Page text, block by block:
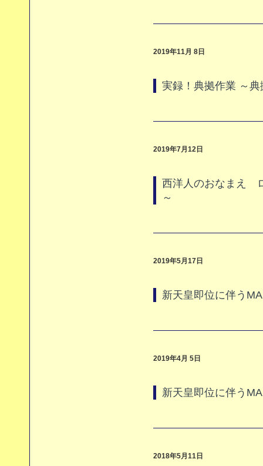
2019年11月 8日
実録！典拠作業 ～
2019年7月12日
西洋人のおなまえ
～
2019年5月17日
新天皇即位に伴う
2019年4月 5日
新天皇即位に伴う
2018年5月11日